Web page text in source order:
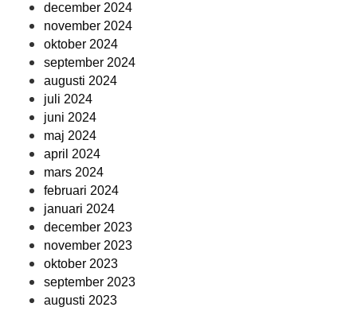
december 2024
november 2024
oktober 2024
september 2024
augusti 2024
juli 2024
juni 2024
maj 2024
april 2024
mars 2024
februari 2024
januari 2024
december 2023
november 2023
oktober 2023
september 2023
augusti 2023